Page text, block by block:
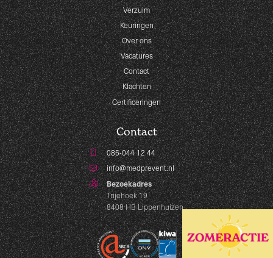
Verzuim
Keuringen
Over ons
Vacatures
Contact
Klachten
Certificeringen
Contact
085-044 12 44
info@medprevent.nl
Bezoekadres
Trijehoek 19
8408 HB Lippenhuizen